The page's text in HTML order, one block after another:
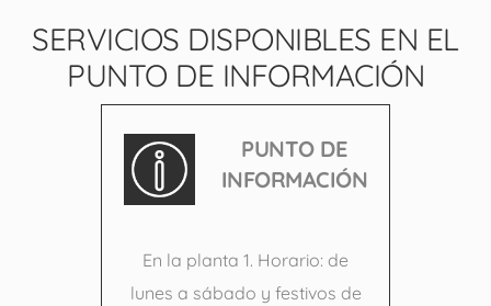
SERVICIOS DISPONIBLES EN EL
PUNTO DE INFORMACIÓN
PUNTO DE
INFORMACIÓN
En la planta 1. Horario: de
lunes a sábado y festivos de